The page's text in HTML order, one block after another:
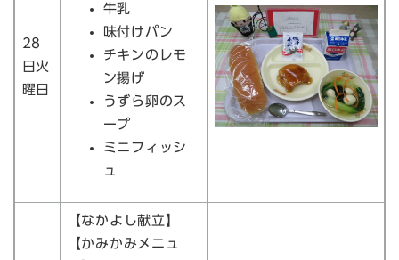
28
日火
曜日
牛乳
味付けパン
チキンのレモ
ン揚げ
うずら卵のス
ープ
ミニフィッシ
ュ
【なかよし献立】
【かみかみメニュ